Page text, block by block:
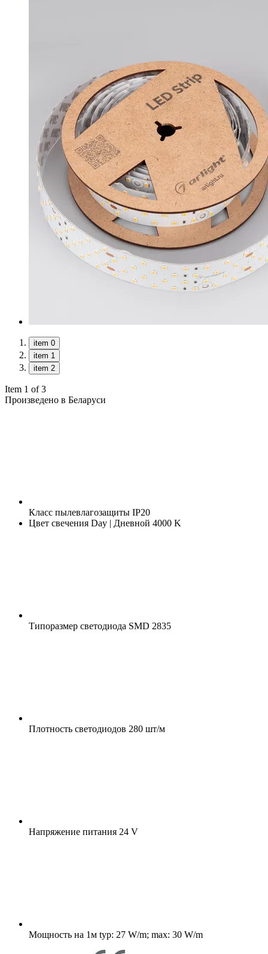
item 0
item 1
item 2
Item 1 of 3
Произведено в Беларуси
Класс пылевлагозащиты IP20
Цвет свечения Day | Дневной 4000 K
Типоразмер светодиода SMD 2835
Плотность светодиодов 280 шт/м
Напряжение питания 24 V
Мощность на 1м typ: 27 W/m; max: 30 W/m